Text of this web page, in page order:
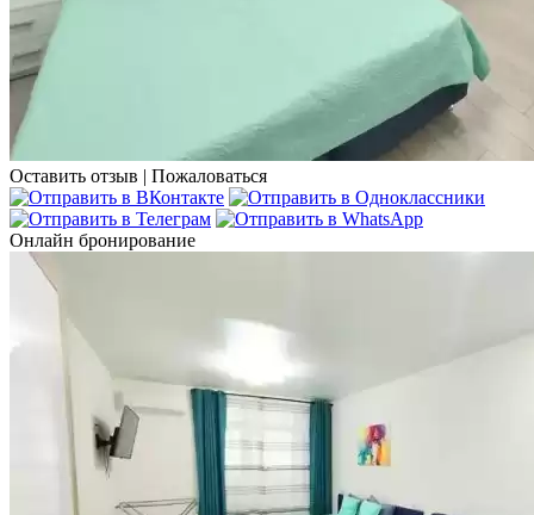
Оставить отзыв | Пожаловаться
Онлайн бронирование